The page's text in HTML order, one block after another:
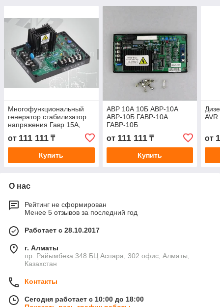
Многофункциональный
генератор стабилизатор
напряжения Гавр 15А,
Гавр 15б, Гавр 15С
от 111 111 ₸
Купить
АВР 10А 10Б АВР-10А
АВР-10Б ГАВР-10А
ГАВР-10Б
от 111 111₸
Купить
от
О нас
Рейтинг не сформирован
Менее 5 отзывов за последний год
Работает с 28.10.2017
г. Алматы
пр. Райымбека 348 БЦ Аспара, 302 офис, Алматы,
Казахстан
Контакты
Сегодня работает с 10:00 до 18:00